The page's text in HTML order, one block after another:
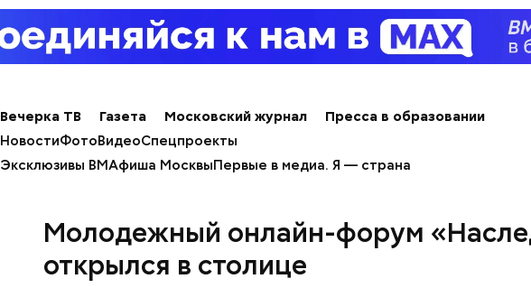
Вечерка ТВ Газета Московский журнал
Пресса в образовании
НовостиФотоВидеоСпецпроекты
Эксклюзивы ВМАфиша МосквыПервые в медиа. Я — страна
Молодежный онлайн-форум
открылся в столице